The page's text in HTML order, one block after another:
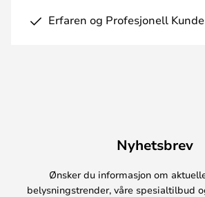
Erfaren og Profesjonell
Nyhetsbrev
Ønsker du informasjon om
belysningstrender, våre spesialtilbud